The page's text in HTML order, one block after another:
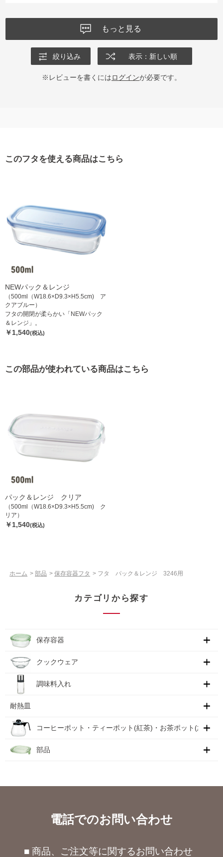
もっと見る
絞り込み 表示：新しい順
※レビューを書くにはログインが必要です。
このフタを使える商品はこちら
NEWパック＆レンジ
（500ml（W18.6×D9.3×H5.5cm) ア
クアブルー）
フタの開閉が柔らかい「NEWパック
＆レンジ」。
￥1,540(税込)
この部品が使われている商品はこちら
パック＆レンジ クリア
（500ml（W18.6×D9.3×H5.5cm) ク
リア）
￥1,540(税込)
ホーム >部品 >保存容器フタ > フタ パック＆レンジ 3246用
カテゴリから探す
保存容器
クックウェア
調味料入れ
耐熱皿
コーヒーポット・ティーポット(紅茶)・お茶ポット(急須)
部品
電話でのお問い合わせ
■ 商品、ご注文等に関するお問い合わせ